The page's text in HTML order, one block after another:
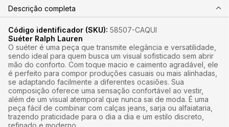
Descrição completa
Código identificador (SKU): 58507-CAQUI
Suéter Ralph Lauren
O suéter é uma peça que transmite elegância e versatilidade,
sendo ideal para quem busca um visual sofisticado sem abrir
mão do conforto. Com toque macio e caimento agradável, ele
é perfeito para compor produções casuais ou mais alinhadas,
se adaptando facilmente a diferentes ocasiões. Sua
composição oferece uma sensação confortável ao vestir,
além de um visual atemporal que nunca sai de moda. É uma
peça fácil de combinar com calças jeans, sarja ou alfaiataria,
trazendo praticidade para o dia a dia e um estilo discreto,
refinado e moderno.